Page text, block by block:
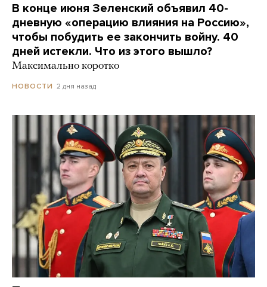
В конце июня Зеленский объявил 40-
дневную «операцию влияния на Россию»,
чтобы побудить ее закончить войну. 40
дней истекли. Что из этого вышло?
Максимально коротко
НОВОСТИ 2 дня назад